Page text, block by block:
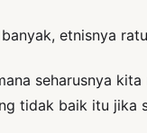
etnisnya
seharusnya
tidak baik itu